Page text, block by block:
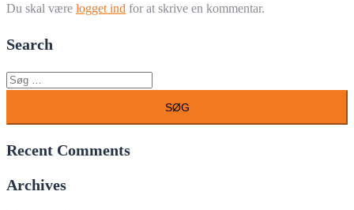
Du skal være logget ind for at skrive en kommentar.
Search
Recent Comments
Archives